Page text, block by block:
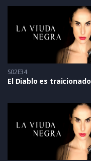
S02E34
El Diablo es traicionado